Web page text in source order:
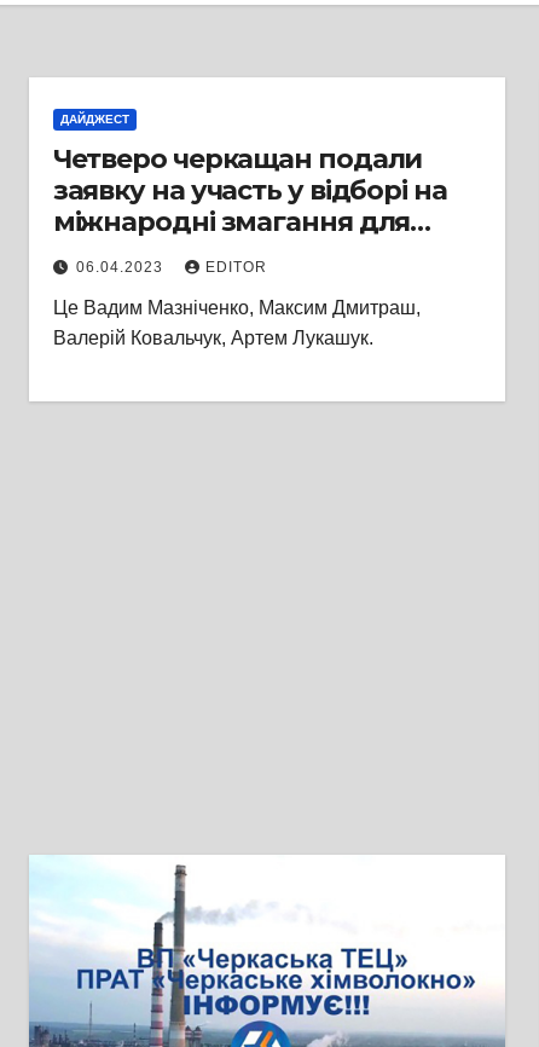
ДАЙДЖЕСТ
Четверо черкащан подали
заявку на участь у відборі на
міжнародні змагання для
ветеранів та
військовослужбовців «Ігри
Нескорених» Invictus Games
2023
06.04.2023 EDITOR
Це Вадим Мазніченко, Максим Дмитраш,
Валерій Ковальчук, Артем Лукашук.